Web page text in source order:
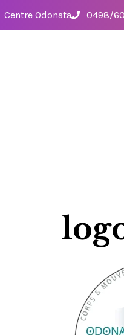
Centre Odonata 0498/